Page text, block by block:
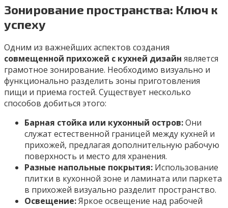
Зонирование пространства: Ключ к
успеху
Одним из важнейших аспектов создания
совмещенной прихожей с кухней дизайн является
грамотное зонирование. Необходимо визуально и
функционально разделить зоны приготовления
пищи и приема гостей. Существует несколько
способов добиться этого:
Барная стойка или кухонный остров:Они
служат естественной границей между кухней и
прихожей, предлагая дополнительную рабочую
поверхность и место для хранения.
Разные напольные покрытия: Использование
плитки в кухонной зоне и ламината или паркета
в прихожей визуально разделит пространство.
Освещение:Яркое освещение над рабочей